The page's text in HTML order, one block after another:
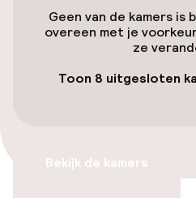
Gratis wifi
Geen van de kamers is
overeen met je
ze
Toon 8 uitgesloten
Bekijk de kamers